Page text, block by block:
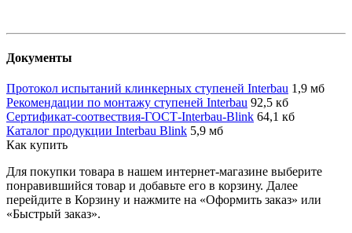
Документы
Протокол испытаний клинкерных ступеней Interbau 1,9 мб
Рекомендации по монтажу ступеней Interbau 92,5 кб
Сертификат-соотвествия-ГОСТ-Interbau-Blink 64,1 кб
Каталог продукции Interbau Blink 5,9 мб
Как купить
Для покупки товара в нашем интернет-магазине выберите
понравившийся товар и добавьте его в корзину. Далее
перейдите в Корзину и нажмите на «Оформить заказ» или
«Быстрый заказ».